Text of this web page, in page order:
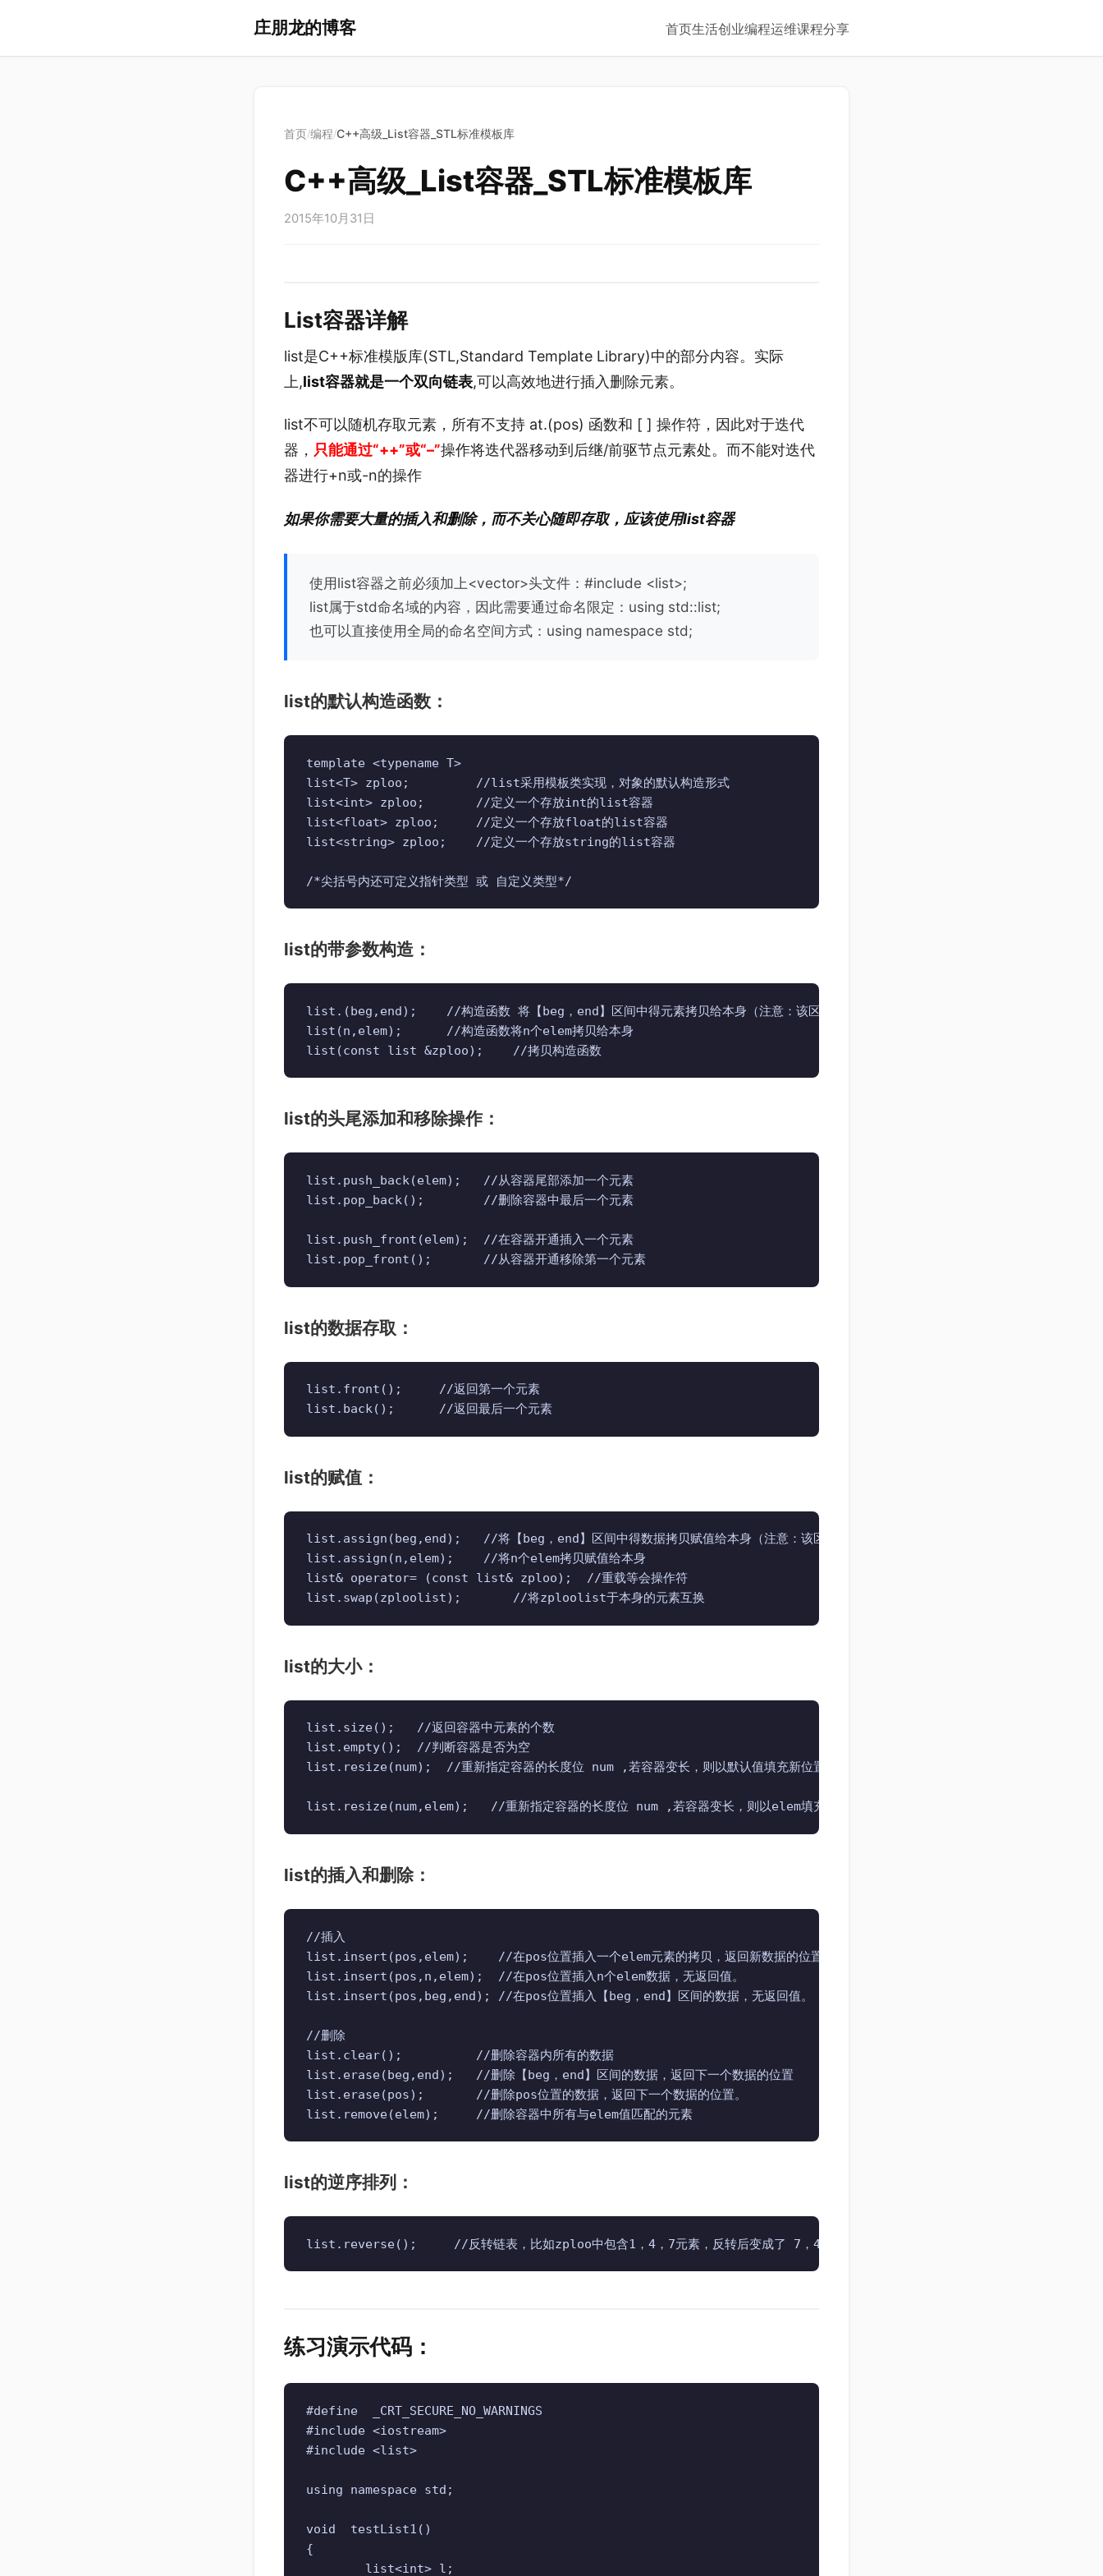
庄朋龙的博客 首页生活创业编程运维课程分享
首页/编程/C++高级_List容器_STL标准模板库
C++高级_List容器_STL标准模板库
2015年10月31日
List容器详解
list是C++标准模版库(STL,Standard Template Library)中的部分内容。实际
上,list容器就是一个双向链表,可以高效地进行插入删除元素。
list不可以随机存取元素，所有不支持 at.(pos) 函数和 [ ] 操作符，因此对于迭代
器， 只能通过“++”或“–”操作将迭代器移动到后继/前驱节点元素处。而不能对迭代
器进行+n或-n的操作
如果你需要大量的插入和删除，而不关心随即存取，应该使用list容器
使用list容器之前必须加上<vector>头文件：#include <list>;
list属于std命名域的内容，因此需要通过命名限定：using std::list;
也可以直接使用全局的命名空间方式：using namespace std;
list的默认构造函数：
template <typename T>
list<T> zploo;         //list采用模板类实现，对象的默认构造形式
list<int> zploo;       //定义一个存放int的list容器
list<float> zploo;     //定义一个存放float的list容器
list<string> zploo;    //定义一个存放string的list容器
/*尖括号内还可定义指针类型 或 自定义类型*/
list的带参数构造：
list.(beg,end);    //构造函数 将【beg，end】区间中得元素拷贝给本身（注意：该区间是左闭右开的区间）
list(n,elem);      //构造函数将n个elem拷贝给本身
list(const list &zploo);    //拷贝构造函数
list的头尾添加和移除操作：
list.push_back(elem);   //从容器尾部添加一个元素
list.pop_back();        //删除容器中最后一个元素
list.push_front(elem);  //在容器开通插入一个元素
list.pop_front();       //从容器开通移除第一个元素
list的数据存取：
list.front();     //返回第一个元素
list.back();      //返回最后一个元素
list的赋值：
list.assign(beg,end);   //将【beg，end】区间中得数据拷贝赋值给本身（注意：该区间位左闭右开的区间）
list.assign(n,elem);    //将n个elem拷贝赋值给本身
list& operator= (const list& zploo);  //重载等会操作符
list.swap(zploolist);       //将zploolist于本身的元素互换
list的大小：
list.size();   //返回容器中元素的个数
list.empty();  //判断容器是否为空
list.resize(num);  //重新指定容器的长度位 num ,若容器变长，则以默认值填充新位置。若容器变短，则末尾超出容器长度的元素会被删
list.resize(num,elem);   //重新指定容器的长度位 num ,若容器变长，则以elem填充新位置。若容器变短，则末尾超出容器长度的元素
list的插入和删除：
//插入
list.insert(pos,elem);    //在pos位置插入一个elem元素的拷贝，返回新数据的位置
list.insert(pos,n,elem);  //在pos位置插入n个elem数据，无返回值。
list.insert(pos,beg,end); //在pos位置插入【beg，end】区间的数据，无返回值。
//删除
list.clear();          //删除容器内所有的数据
list.erase(beg,end);   //删除【beg，end】区间的数据，返回下一个数据的位置
list.erase(pos);       //删除pos位置的数据，返回下一个数据的位置。
list.remove(elem);     //删除容器中所有与elem值匹配的元素
list的逆序排列：
list.reverse();     //反转链表，比如zploo中包含1，4，7元素，反转后变成了 7，4，1元素
练习演示代码：
#define  _CRT_SECURE_NO_WARNINGS
#include <iostream>
#include <list>
using namespace std;
void  testList1()
{